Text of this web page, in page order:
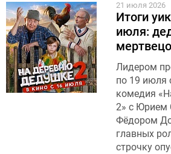
21 июля 2026
Итоги
июля:
Лидером
по 19 июля
комедия
2» с Юрием
Фёдором
главных
строчку